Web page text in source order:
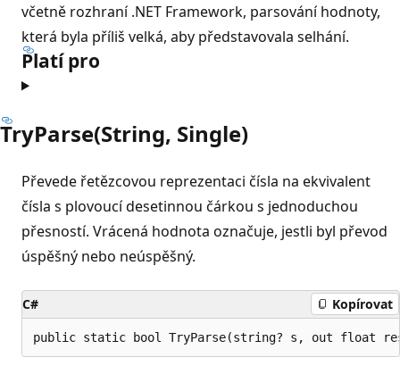
včetně rozhraní .NET Framework, parsování hodnoty,
která byla příliš velká, aby představovala selhání.
Platí pro
TryParse(String, Single)
Převede řetězcovou reprezentaci čísla na ekvivalent
čísla s plovoucí desetinnou čárkou s jednoduchou
přesností. Vrácená hodnota označuje, jestli byl převod
úspěšný nebo neúspěšný.
C# Kopírovat
public static bool TryParse(string? s, out float